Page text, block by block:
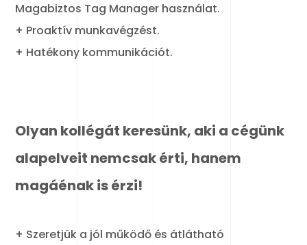
Magabiztos Tag Manager használat.
+ Proaktív munkavégzést.
+ Hatékony kommunikációt.
Olyan kollégát keresünk, aki a cégünk
alapelveit nemcsak érti, hanem
magáénak is érzi!
+ Szeretjük a jól működő és átlátható